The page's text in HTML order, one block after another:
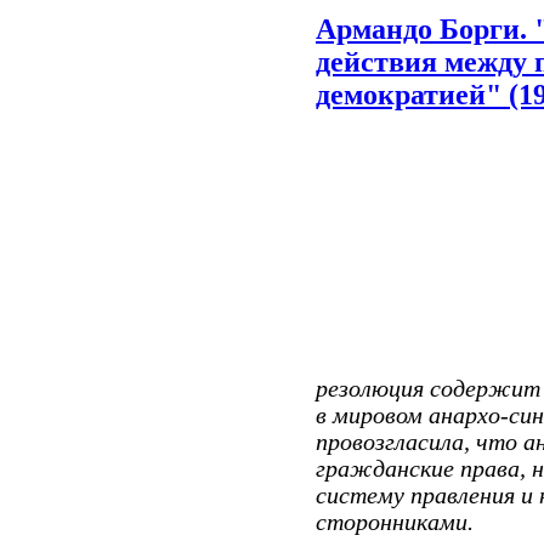
Армандо Борги.
действия между
демократией"
резолюция
в мировом анархо-
провозгласила, что
гражданские права,
систему правления
сторонниками.